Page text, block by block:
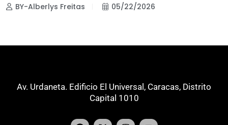
BY-Alberlys Freitas 05/22/2026
Av. Urdaneta. Edificio El Universal, Caracas, Distrito
Capital 1010